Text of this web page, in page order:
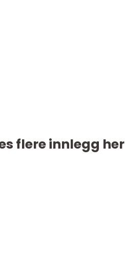
flere innlegg her